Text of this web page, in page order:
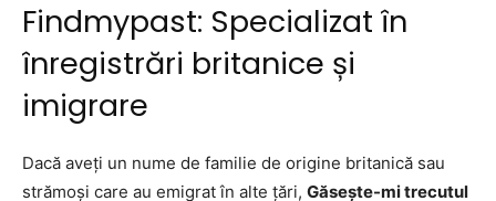
Findmypast: Specializat în
înregistrări britanice și
imigrare
Dacă aveți un nume de familie de origine britanică sau
strămoși care au emigrat în alte țări, Găsește-mi trecutul